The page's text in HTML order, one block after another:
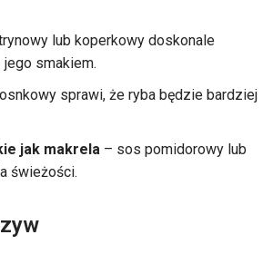
lub koperkowy doskonale
smakiem.
sprawi, że ryba będzie bardziej
jak makrela – sos pomidorowy lub
świeżości.